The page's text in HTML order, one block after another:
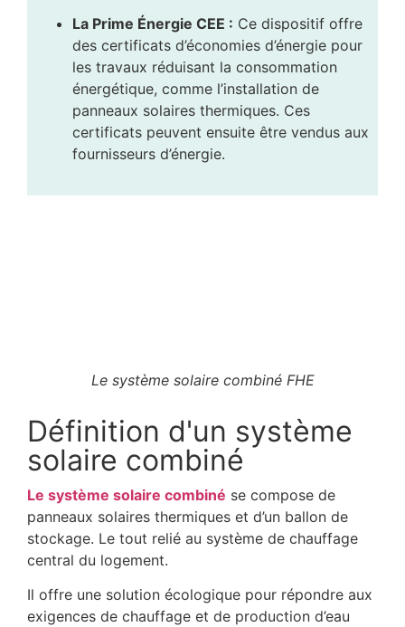
La Prime Énergie CEE : Ce dispositif offre
des certificats d’économies d’énergie pour
les travaux réduisant la consommation
énergétique, comme l’installation de
panneaux solaires thermiques. Ces
certificats peuvent ensuite être vendus aux
fournisseurs d’énergie.
Le système solaire combiné FHE
Définition d'un système
solaire combiné
Le système solaire combiné se compose de
panneaux solaires thermiques et d’un ballon de
stockage. Le tout relié au système de chauffage
central du logement.
Il offre une solution écologique pour répondre aux
exigences de chauffage et de production d’eau